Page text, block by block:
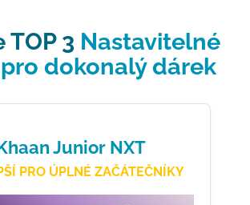
TOP 3 Nastavitelné
dokonalý dárek
Junior NXT
PRO ÚPLNÉ ZAČÁTEČNÍKY